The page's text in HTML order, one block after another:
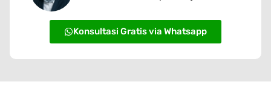
Konsultasi Gratis via Whatsapp